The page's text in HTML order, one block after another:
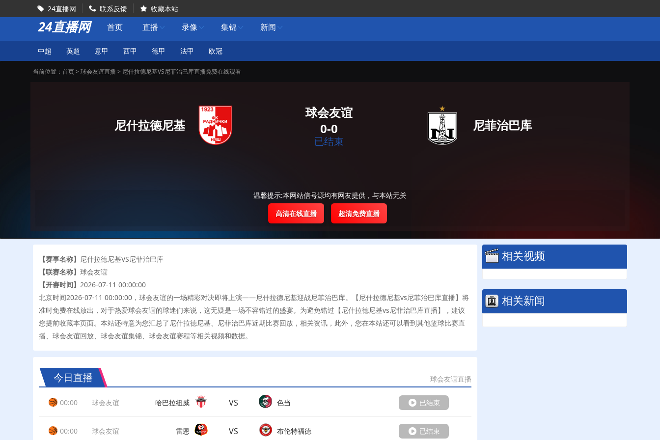
 24直播网  联系反馈  收藏本站
24直播网 首页 直播  录像  集锦 新闻 
中超 英超 意甲 西甲 德甲 法甲 欧冠
当前位置： 首页> 球会友谊直播> 尼什拉德尼基VS尼菲治巴库直播免费在线观看
尼什拉德尼基
球会友谊
0-0
已结束
尼菲治巴库
温馨提示:本网站信号源均有网友提供，与本站无关
高清在线直播
超清免费直播
【赛事名称】 尼什拉德尼基VS尼菲治巴库
【联赛名称】 球会友谊
【开赛时间】 2026-07-11 00:00:00
北京时间2026-07-11 00:00:00，球会友谊的一场精彩对决即将上演——尼什拉德尼基迎战尼菲治巴库。【尼什拉德尼基vs尼菲治巴库直播】将
准时免费在线放出，对于热爱球会友谊的球迷们来说，这无疑是一场不容错过的盛宴。为避免错过【尼什拉德尼基vs尼菲治巴库直播】，建议
您提前收藏本页面。本站还特意为您汇总了尼什拉德尼基、尼菲治巴库近期比赛回放，相关资讯，此外，您在本站还可以看到其他篮球比赛直
播、球会友谊回放、球会友谊集锦、球会友谊赛程等相关视频和数据。
今日直播 球会友谊直播
00:00 球会友谊 哈巴拉纽威 VS 色当 已结束
00:00 球会友谊 雷恩 VS 布伦特福德 已结束
相关视频
相关新闻